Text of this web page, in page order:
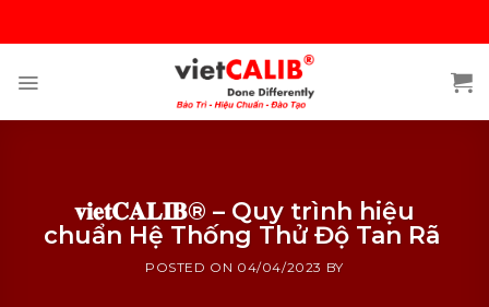
content
𝐯𝐢𝐞𝐭𝐂𝐀𝐋𝐈𝐁® – Quy trình hiệu
chuẩn Hệ Thống Thử Độ Tan Rã
POSTED ON 04/04/2023 BY